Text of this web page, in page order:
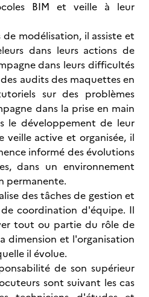
BIM et veille à leur
modélisation, il assiste et
dans leurs actions de
dans leurs difficultés
audits des maquettes en
sur des problèmes
dans la prise en main
le développement de leur
veille active et organisée, il
informé des évolutions
dans un environnement
permanente.
des tâches de gestion et
coordination d'équipe. Il
tout ou partie du rôle de
dimension et l'organisation
il évolue.
de son supérieur
sont suivant les cas